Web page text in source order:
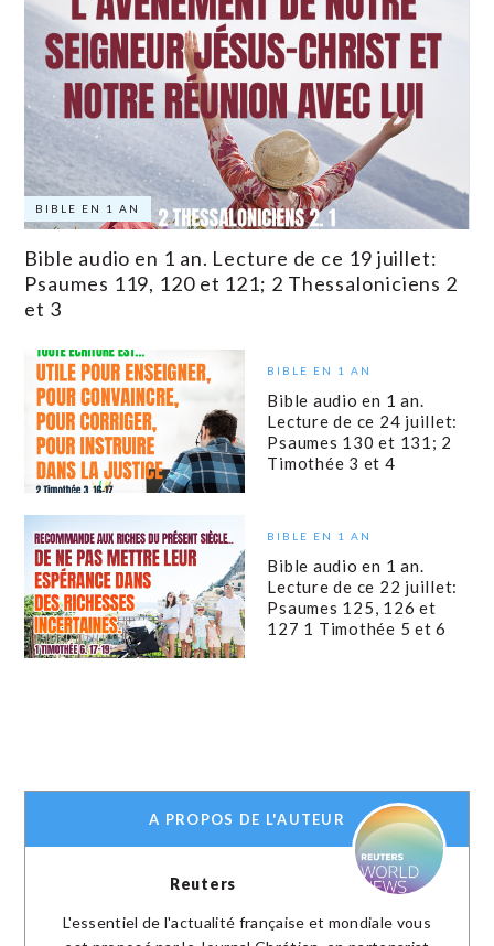
BIBLE EN 1 AN
Bible audio en 1 an. Lecture de ce 19 juillet:
Psaumes 119, 120 et 121; 2 Thessaloniciens 2
et 3
BIBLE EN 1 AN
Bible audio en 1 an.
Lecture de ce 24 juillet:
Psaumes 130 et 131; 2
Timothée 3 et 4
BIBLE EN 1 AN
Bible audio en 1 an.
Lecture de ce 22 juillet:
Psaumes 125, 126 et
127 1 Timothée 5 et 6
A PROPOS DE L'AUTEUR
Reuters
L'essentiel de l'actualité française et mondiale vous